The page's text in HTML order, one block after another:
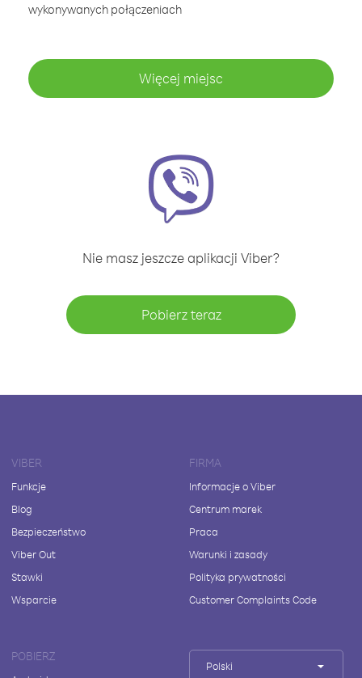
wykonywanych połączeniach
Więcej miejsc
Nie masz jeszcze aplikacji Viber?
Pobierz teraz
VIBER
Funkcje
Blog
Bezpieczeństwo
Viber Out
Stawki
Wsparcie
FIRMA
Informacje o Viber
Centrum marek
Praca
Warunki i zasady
Polityka prywatności
Customer Complaints Code
POBIERZ
Polski